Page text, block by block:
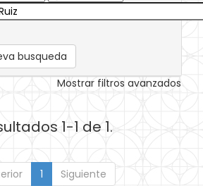
busqueda
Mostrar filtros avanzados
1-1 de 1.
1 Siguiente